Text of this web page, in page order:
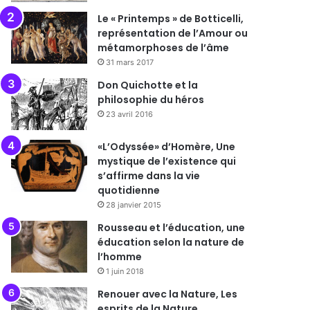
Le « Printemps » de Botticelli,
représentation de l’Amour ou
métamorphoses de l’âme
31 mars 2017
Don Quichotte et la
philosophie du héros
23 avril 2016
«L’Odyssée» d’Homère, Une
mystique de l’existence qui
s’affirme dans la vie
quotidienne
28 janvier 2015
Rousseau et l’éducation, une
éducation selon la nature de
l’homme
1 juin 2018
Renouer avec la Nature, Les